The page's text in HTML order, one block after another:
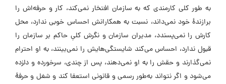
به طور کلی کارمندی که به سازمان افتخار نمی‌کند، کار و حرفه‌اش را
برازندهٔ خود نمی‌داند، نسبت به همکارانش احساس خوبی ندارد، محل
کارش را نمی‌پسندد، مدیران سازمان و نگرش کلیِ حاکم بر سازمان را
قبول ندارد، احساس می‌کند شایستگی‌هایش را نمی‌بینند، به او احترام
نمی‌گذارند و حقش را به او نمی‌دهند، پس از چندی، سرخورده و دلزده
می‌شود و اگر نتواند به‌طور رسمی و قانونی استعفا کند و شغل و حرفهٔ